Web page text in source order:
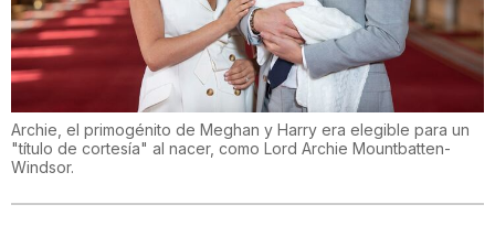
Archie, el primogénito de Meghan y Harry era elegible para un
"título de cortesía" al nacer, como Lord Archie Mountbatten-
Windsor.